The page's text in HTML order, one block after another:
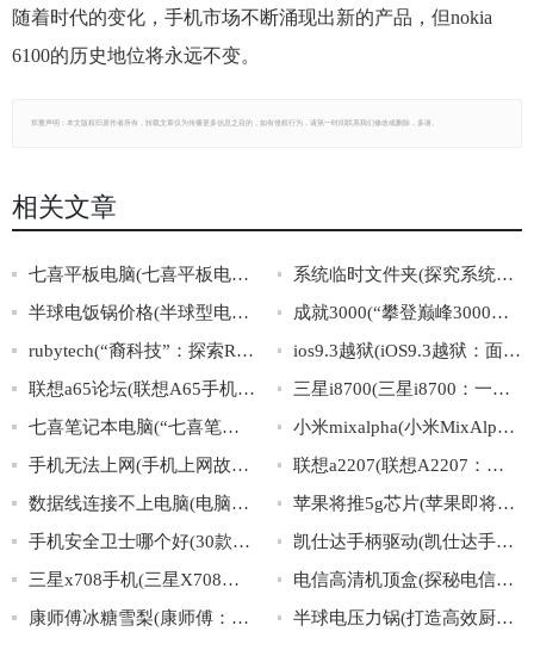
随着时代的变化，手机市场不断涌现出新的产品，但nokia
6100的历史地位将永远不变。
郑重声明：本文版权归原作者所有，转载文章仅为传播更多信息之目的，如有侵权行为，请第一时间联系我们修改或删除，多谢。
相关文章
七喜平板电脑(七喜平板电脑：小屏幕大威力，超越你的流行生活！)
系统临时文件夹(探究系统临时文件夹的作用和管理方法)
半球电饭锅价格(半球型电饭锅的价格一览，不容错过！)
成就3000(“攀登巅峰3000，砥砺前行向成功”)
rubytech(“裔科技”：探索RubyTech公司的多元文化背景及其影响)
ios9.3越狱(iOS9.3越狱：面向苹果iOS系统最新版本的完美越狱攻略)
联想a65论坛(联想A65手机用户论坛：分享使用心得，解决问题交流技巧)
三星i8700(三星i8700：一款引领智能手机新潮流的力作)
七喜笔记本电脑(“七喜笔记本电脑”的优势和购买攻略)
小米mixalpha(小米MixAlpha：全景屏智能手机的未来之路)
手机无法上网(手机上网故障排查技巧大全)
联想a2207(联想A2207：轻盈便携，高效办公的理想选择！)
数据线连接不上电脑(电脑连接数据线失败，无法传输数据)
苹果将推5g芯片(苹果即将推出5G芯片，引领新时代！)
手机安全卫士哪个好(30款手机安全卫士大PK，让你轻松找到最佳选择！)
凯仕达手柄驱动(凯仕达手柄驱动：方便快捷的游戏体验)
三星x708手机(三星X708手机：革新智能科技，引领未来通讯风潮)
电信高清机顶盒(探秘电信高清机顶盒的惊人功能)
康师傅冰糖雪梨(康师傅：冰糖雪梨口感软糯，健康又美味，冷饮夏季必备！)
半球电压力锅(打造高效厨房必备神器：半球电压力锅)